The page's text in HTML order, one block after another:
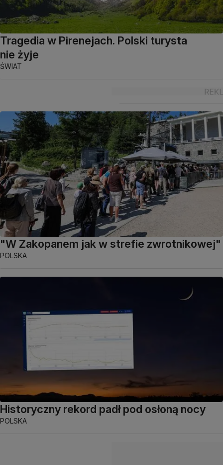
Tragedia w Pirenejach. Polski turysta
nie żyje
ŚWIAT
"W Zakopanem jak w strefie zwrotnikowej"
POLSKA
Historyczny rekord padł pod osłoną nocy
POLSKA